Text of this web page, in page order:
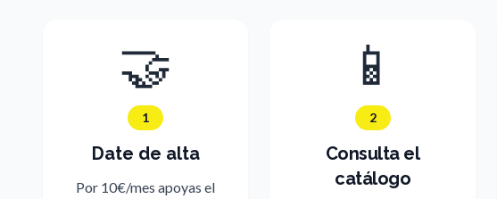
🤝
1
Date de alta
Por 10€/mes apoyas el
📱
2
Consulta el
catálogo